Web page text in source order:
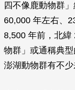
四不像鹿動物群
60,000 年左右、
8,500 年前，北緯
物群」或通稱典
澎湖動物群有不少